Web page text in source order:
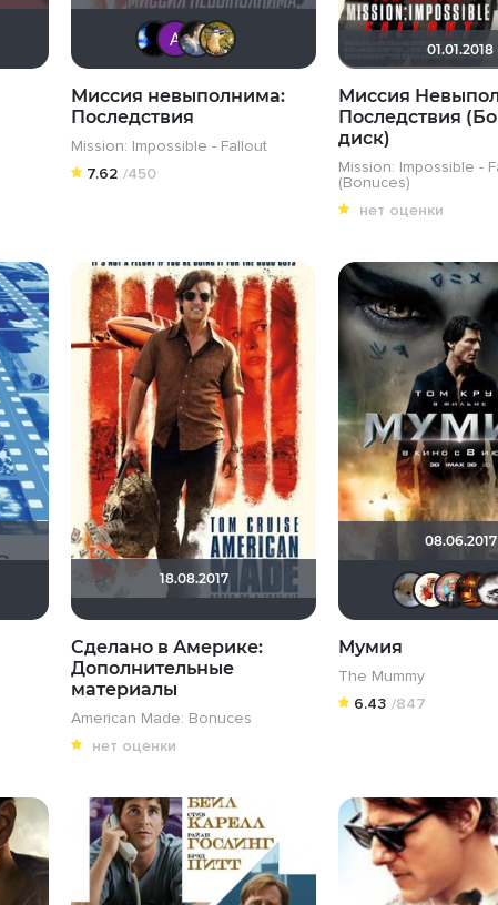
Анатолий Ш
draude
Борька
Миссия невыполнима:
Последствия
Mission: Impossible - Fallout
7.62 /450
01.01.2018
Миссия
Последствия
диск)
Mission: Impossible -
(Bonuces)
нет оценки
Обозреватель
Photocinema 18.08.2017
Сделано в Америке:
Дополнительные
материалы
American Made: Bonuces
нет оценки
08.06.2017
Мумия
The Mummy
6.43 /847